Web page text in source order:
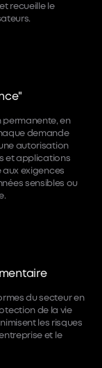
recueille le
permanente, en
demande
autorisation
et applications
exigences
sensibles ou
du secteur en
de la vie
les risques
et le